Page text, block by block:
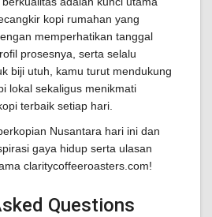
kopi rumahan yang
memperhatikan tanggal
prosesnya, serta selalu
biji utuh, kamu turut mendukung
lokal sekaligus menikmati
terbaik setiap hari.
Nusantara hari ini dan
gaya hidup serta ulasan
claritycoffeeroasters.com!
Questions